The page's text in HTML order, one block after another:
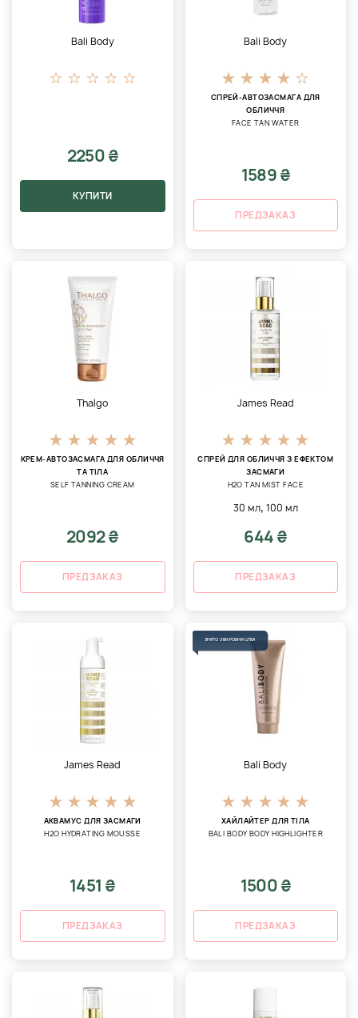
Bali Body
2250 ₴
КУПИТИ
Bali Body
СПРЕЙ-АВТОЗАСМАГА ДЛЯ
ОБЛИЧЧЯ
FACE TAN WATER
1589 ₴
ПРЕДЗАКАЗ
Thalgo
КРЕМ-АВТОЗАСМАГА ДЛЯ ОБЛИЧЧЯ
ТА ТІЛА
SELF TANNING CREAM
2092 ₴
ПРЕДЗАКАЗ
James Read
СПРЕЙ ДЛЯ ОБЛИЧЧЯ З ЕФЕКТОМ
ЗАСМАГИ
H2O TAN MIST FACE
30 мл, 100 мл
644 ₴
ПРЕДЗАКАЗ
James Read
АКВАМУС ДЛЯ ЗАСМАГИ
H2O HYDRATING MOUSSE
1451 ₴
ПРЕДЗАКАЗ
ЗНЯТО З ВИРОБНИЦТВА
Bali Body
ХАЙЛАЙТЕР ДЛЯ ТІЛА
BALI BODY BODY HIGHLIGHTER
1500 ₴
ПРЕДЗАКАЗ